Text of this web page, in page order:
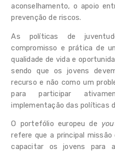
FAQ's
aconselhamento, o apoio
prevenção de riscos.
As políticas de
compromisso e prática de
qualidade de vida e
sendo que os jovens
recurso e não como um
para participar
implementação das políticas
O portefólio europeu de
refere que a principal
capacitar os jovens para